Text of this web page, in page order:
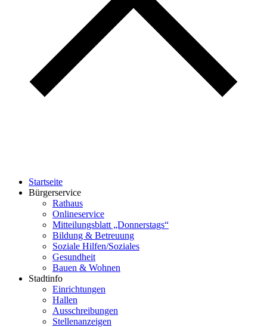
Startseite
Bürgerservice
Rathaus
Onlineservice
Mitteilungsblatt „Donnerstags“
Bildung & Betreuung
Soziale Hilfen/Soziales
Gesundheit
Bauen & Wohnen
Stadtinfo
Einrichtungen
Hallen
Ausschreibungen
Stellenanzeigen